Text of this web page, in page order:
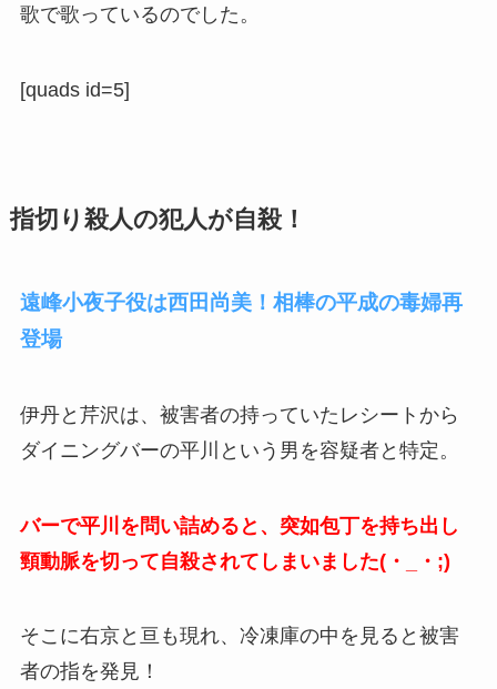
歌で歌っているのでした。
[quads id=5]
指切り殺人の犯人が自殺！
遠峰小夜子役は西田尚美！相棒の平成の毒婦再
登場
伊丹と芹沢は、被害者の持っていたレシートから
ダイニングバーの平川という男を容疑者と特定。
バーで平川を問い詰めると、突如包丁を持ち出し
頸動脈を切って自殺されてしまいました(・_・;)
そこに右京と亘も現れ、冷凍庫の中を見ると被害
者の指を発見！